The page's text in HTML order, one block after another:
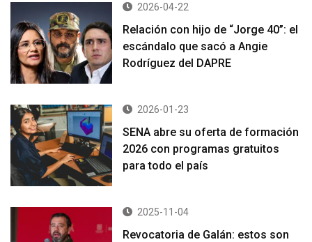
2026-04-22
Relación con hijo de “Jorge 40”: el
escándalo que sacó a Angie
Rodríguez del DAPRE
2026-01-23
SENA abre su oferta de formación
2026 con programas gratuitos
para todo el país
2025-11-04
Revocatoria de Galán: estos son